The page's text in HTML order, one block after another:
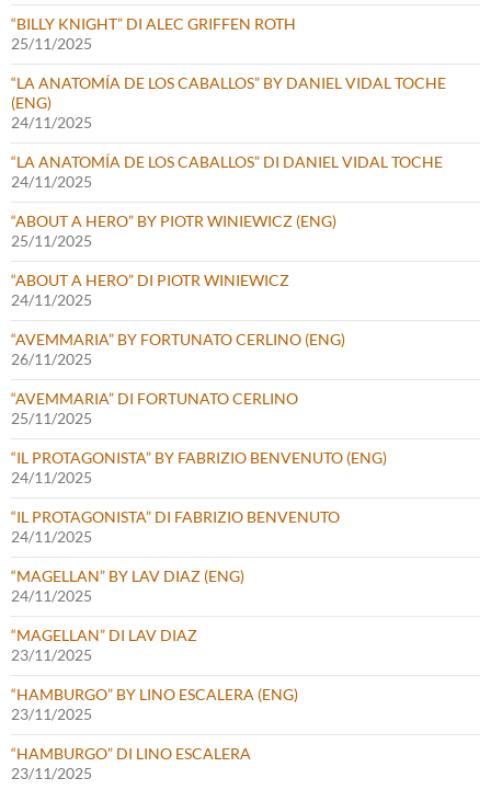
“BILLY KNIGHT” DI ALEC GRIFFEN ROTH
25/11/2025
“LA ANATOMÍA DE LOS CABALLOS” BY DANIEL VIDAL TOCHE
(ENG)
24/11/2025
“LA ANATOMÍA DE LOS CABALLOS” DI DANIEL VIDAL TOCHE
24/11/2025
“ABOUT A HERO” BY PIOTR WINIEWICZ (ENG)
25/11/2025
“ABOUT A HERO” DI PIOTR WINIEWICZ
24/11/2025
“AVEMMARIA” BY FORTUNATO CERLINO (ENG)
26/11/2025
“AVEMMARIA” DI FORTUNATO CERLINO
25/11/2025
“IL PROTAGONISTA” BY FABRIZIO BENVENUTO (ENG)
24/11/2025
“IL PROTAGONISTA” DI FABRIZIO BENVENUTO
24/11/2025
“MAGELLAN” BY LAV DIAZ (ENG)
24/11/2025
“MAGELLAN” DI LAV DIAZ
23/11/2025
“HAMBURGO” BY LINO ESCALERA (ENG)
23/11/2025
“HAMBURGO” DI LINO ESCALERA
23/11/2025